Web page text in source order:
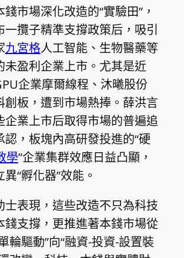
錢市場深化改造的“實驗田”，
攬子精準支撐政策后，吸引
九宮格人工智能、生物醫藥等
未盈利企業上市。尤其是近
企業摩爾線程、沐曦股份
創板，遭到市場熱捧。薛洪言
企業上市后取得市場的普遍追
認，板塊內高研發投進的“硬
學”企業集群效應日益凸顯，
“孵化器”效能。
士表現，這些改造不只為科技
錢支撐，更推進著本錢市場從
輪驅動”向“融資-投資-設置裝